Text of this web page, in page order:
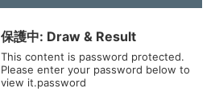
保護中: Draw & Result
This content is password protected.
Please enter your password below to
view it.password